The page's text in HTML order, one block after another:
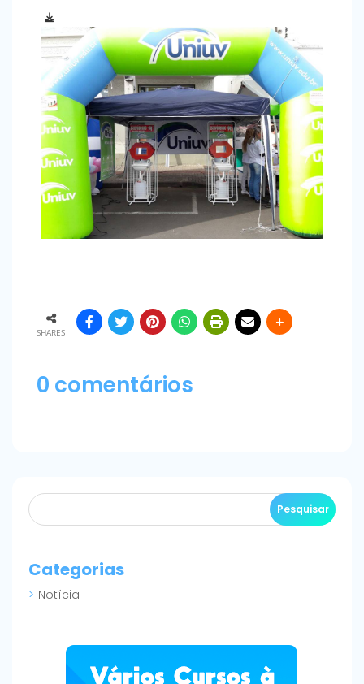
SHARES
0 comentários
Categorias
Notícia